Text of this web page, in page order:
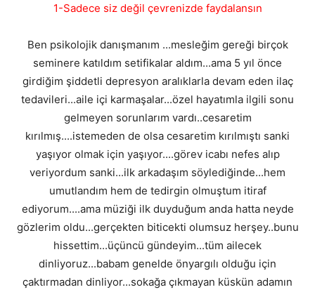
1-Sadece siz değil çevrenizde faydalansın
Ben psikolojik danışmanım ...mesleğim gereği birçok
seminere katıldım setifikalar aldım...ama 5 yıl önce
girdiğim şiddetli depresyon aralıklarla devam eden ilaç
tedavileri...aile içi karmaşalar...özel hayatımla ilgili sonu
gelmeyen sorunlarım vardı..cesaretim
kırılmış....istemeden de olsa cesaretim kırılmıştı sanki
yaşıyor olmak için yaşıyor....görev icabı nefes alıp
veriyordum sanki...ilk arkadaşım söylediğinde...hem
umutlandım hem de tedirgin olmuştum itiraf
ediyorum....ama müziği ilk duyduğum anda hatta neyde
gözlerim oldu...gerçekten biticekti olumsuz herşey..bunu
hissettim...üçüncü gündeyim...tüm ailecek
dinliyoruz...babam genelde önyargılı olduğu için
çaktırmadan dinliyor...sokağa çıkmayan küskün adamın